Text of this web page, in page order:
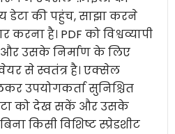
डेटा की पहुंच, साझा करने
है। PDF को विश्वव्यापी
और उसके निर्माण के लिए
से स्वतंत्र है। एक्सेल
उपयोगकर्ता सुनिश्चित
डेटा को देख सकें और उसके
किसी विशिष्ट स्प्रेडशीट